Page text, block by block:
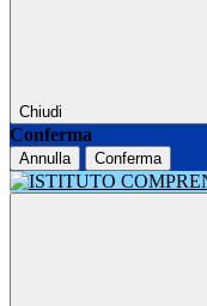
Chiudi
Conferma
Annulla Conferma